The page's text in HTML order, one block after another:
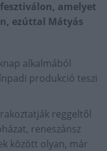
amelyet
ezúttal Mátyás
alkalmából
produkció teszi
reggeltől
reneszánsz
között olyan, már